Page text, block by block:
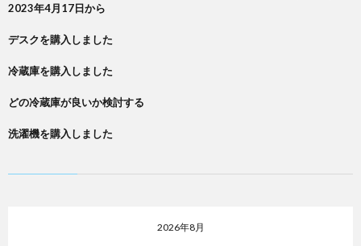
2023年4月17日から
デスクを購入しました
冷蔵庫を購入しました
どの冷蔵庫が良いか検討する
洗濯機を購入しました
2026年8月